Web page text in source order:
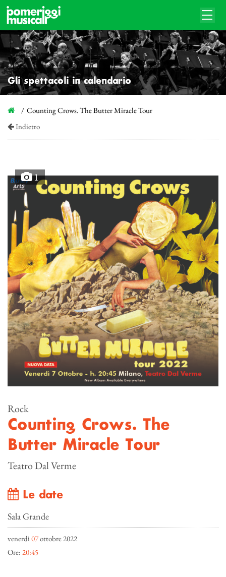
Gli spettacoli in calendario
Counting Crows. The Butter Miracle Tour
Indietro
1
Rock
Counting Crows. The
Butter Miracle Tour
Teatro Dal Verme
Le date
Sala Grande
venerdì 07ottobre 2022
Ore: 20:45